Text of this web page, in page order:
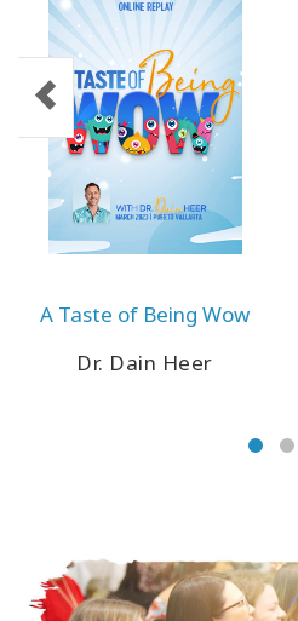
A Taste of Being Wow
Dr. Dain Heer